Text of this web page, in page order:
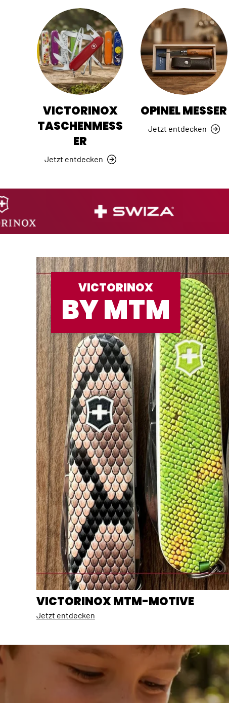
VICTORINOX
TASCHENMESS
ER
Jetzt entdecken
OPINEL MESSER
Jetzt entdecken
VICTORINOX
BY MTM
VICTORINOX MTM-MOTIVE
Jetzt entdecken